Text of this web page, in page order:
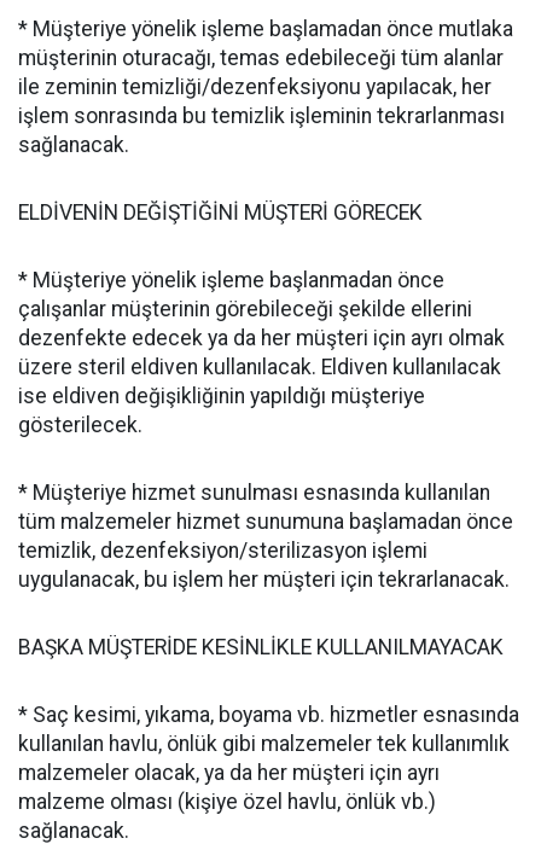
* Müşteriye yönelik işleme başlamadan önce mutlaka
müşterinin oturacağı, temas edebileceği tüm alanlar
ile zeminin temizliği/dezenfeksiyonu yapılacak, her
işlem sonrasında bu temizlik işleminin tekrarlanması
sağlanacak.
ELDİVENİN DEĞİŞTİĞİNİ MÜŞTERİ GÖRECEK
* Müşteriye yönelik işleme başlanmadan önce
çalışanlar müşterinin görebileceği şekilde ellerini
dezenfekte edecek ya da her müşteri için ayrı olmak
üzere steril eldiven kullanılacak. Eldiven kullanılacak
ise eldiven değişikliğinin yapıldığı müşteriye
gösterilecek.
* Müşteriye hizmet sunulması esnasında kullanılan
tüm malzemeler hizmet sunumuna başlamadan önce
temizlik, dezenfeksiyon/sterilizasyon işlemi
uygulanacak, bu işlem her müşteri için tekrarlanacak.
BAŞKA MÜŞTERİDE KESİNLİKLE KULLANILMAYACAK
* Saç kesimi, yıkama, boyama vb. hizmetler esnasında
kullanılan havlu, önlük gibi malzemeler tek kullanımlık
malzemeler olacak, ya da her müşteri için ayrı
malzeme olması (kişiye özel havlu, önlük vb.)
sağlanacak.